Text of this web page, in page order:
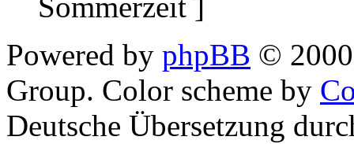
Sommerzeit ]
Powered by phpBB ©
Group. Color scheme by
Deutsche Übersetzung